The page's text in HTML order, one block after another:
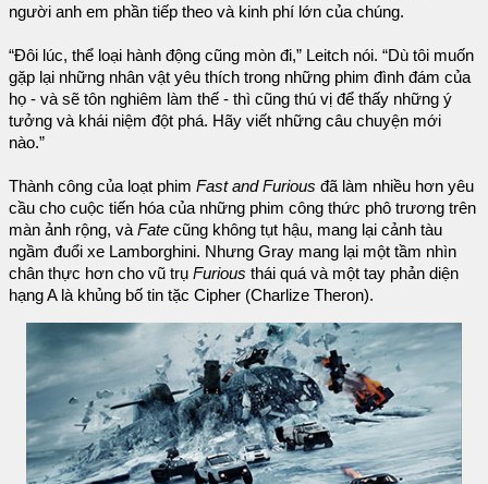
người anh em phần tiếp theo và kinh phí lớn của chúng.
“Đôi lúc, thể loại hành động cũng mòn đi,” Leitch nói. “Dù tôi muốn
gặp lại những nhân vật yêu thích trong những phim đình đám của
họ - và sẽ tôn nghiêm làm thế - thì cũng thú vị để thấy những ý
tưởng và khái niệm đột phá. Hãy viết những câu chuyện mới
nào.”
Thành công của loạt phim Fast and Furious đã làm nhiều hơn yêu
cầu cho cuộc tiến hóa của những phim công thức phô trương trên
màn ảnh rộng, và Fate cũng không tụt hậu, mang lại cảnh tàu
ngầm đuổi xe Lamborghini. Nhưng Gray mang lại một tầm nhìn
chân thực hơn cho vũ trụ Furious thái quá và một tay phản diện
hạng A là khủng bố tin tặc Cipher (Charlize Theron).